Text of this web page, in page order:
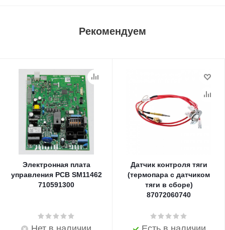
Рекомендуем
Электронная плата
управления PCB SM11462
710591300
Датчик контроля тяги
(термопара с датчиком
тяги в сборе)
87072060740